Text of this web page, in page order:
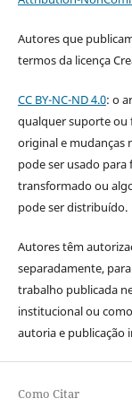
Autores que
termos da licença
CC BY-NC-ND 4.0: o
qualquer suporte ou
original e mudanças
pode ser usado para
transformado ou
pode ser distribuído.
Autores têm
separadamente,
trabalho publicada
institucional ou
autoria e publicação
Como Citar